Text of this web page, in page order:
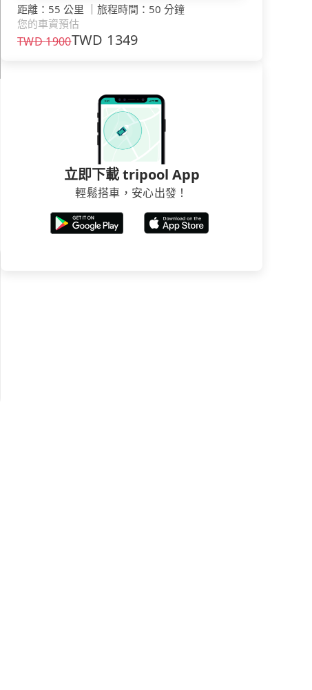
距離 ： 55 公里 ｜ 旅程時間 ： 50 分鐘
您的車資預估
TWD1900TWD 1349
立即下載 tripool App
輕鬆搭車，安心出發！